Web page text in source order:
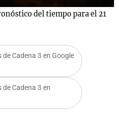
del tiempo para el 21
Cadena 3 en Google
Cadena 3 en